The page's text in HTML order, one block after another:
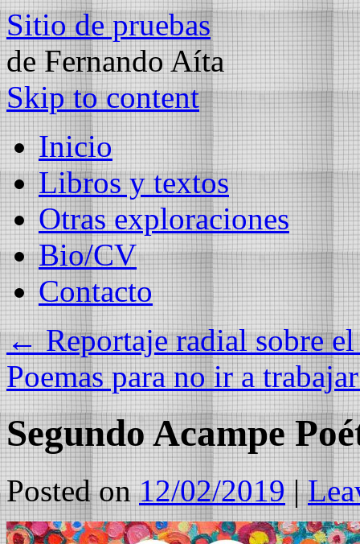
Sitio de pruebas
de Fernando Aíta
Skip to content
Inicio
Libros y textos
Otras exploraciones
Bio/CV
Contacto
←Reportaje radial sobre
Poemas para no ir a
Segundo Acampe
Posted on 12/02/2019 |